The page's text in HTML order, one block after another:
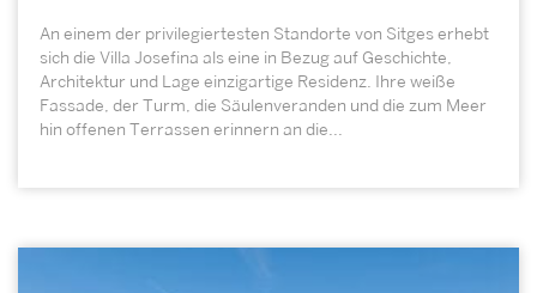
An einem der privilegiertesten Standorte von Sitges erhebt
sich die Villa Josefina als eine in Bezug auf Geschichte,
Architektur und Lage einzigartige Residenz. Ihre weiße
Fassade, der Turm, die Säulenveranden und die zum Meer
hin offenen Terrassen erinnern an die...